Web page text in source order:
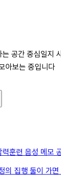
공간 중심일지
아보는 중입니다
력훈련 음성 메모
의 집행 둘이 가면